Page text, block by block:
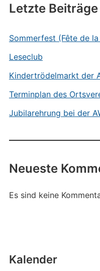
Letzte Beiträge
Sommerfest (Fête de
Leseclub
Kindertrödelmarkt der
Terminplan des
Jubilarehrung bei der
Neueste
Es sind keine
Kalender